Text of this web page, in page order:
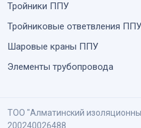
Тройники ППУ
Тройниковые ответвления ППУ
Шаровые краны ППУ
Элементы трубопровода
ТОО "Алматинский
200240026488